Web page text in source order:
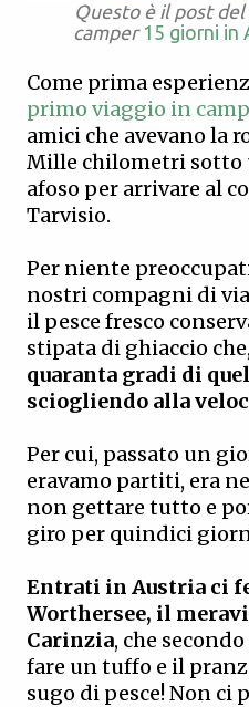
Questo è il post
camper 15 giorni in
Come prima
primo viaggio in
amici che avevano la
Mille chilometri sotto
afoso per arrivare al
Tarvisio.
Per niente
nostri compagni di
il pesce fresco
stipata di ghiaccio
quaranta gradi di
sciogliendo alla
Per cui, passato un
eravamo partiti, era
non gettare tutto e
giro per quindici
Entrati in Austria ci
Worthersee, il
Carinzia, che
fare un tuffo e il
sugo di pesce! Non ci